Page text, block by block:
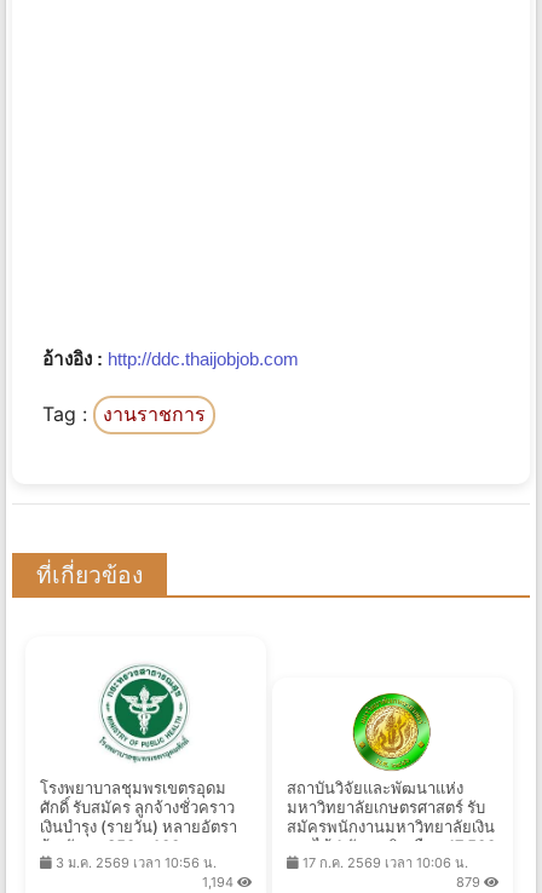
อ้างอิง : http://ddc.thaijobjob.com
Tag : งานราชการ
ที่เกี่ยวข้อง
โรงพยาบาลชุมพรเขตรอุดม
ศักดิ์ รับสมัคร ลูกจ้างชั่วคราว
เงินบํารุง (รายวัน) หลายอัตรา
จ้างวันละ 350 - 400 บาท
ตั้งแต่วันที่ 5 ม.ค. - 30 ก.ย.
3 ม.ค. 2569 เวลา 10:56 น.
1,194
สถาบันวิจัยและพัฒนาแห่ง
มหาวิทยาลัยเกษตรศาสตร์ รับ
สมัครพนักงานมหาวิทยาลัยเงิน
รายได้ 1 อัตรา เงินเดือน 17,500
บาท ตั้งแต่บัดนี้ถึง 27 ส.ค.
17 ก.ค. 2569 เวลา 10:06 น.
879